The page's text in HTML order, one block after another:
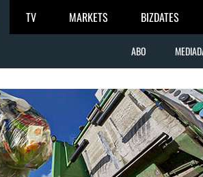
TV MARKETS BIZDATES
ABO